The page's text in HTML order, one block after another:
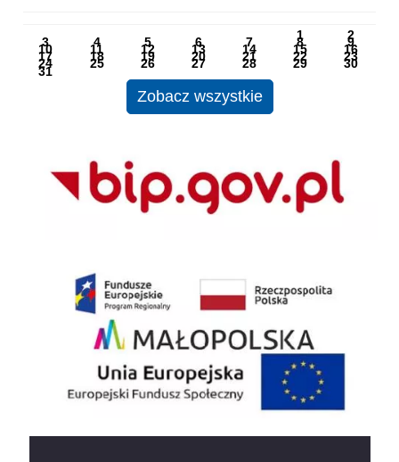
1 2
3 4 5 6 7 8 9
10 11 12 13 14 15 16
17 18 19 20 21 22 23
24 25 26 27 28 29 30
31
Zobacz wszystkie